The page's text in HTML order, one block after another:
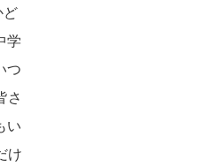
ど
学
つ
さ
い
け